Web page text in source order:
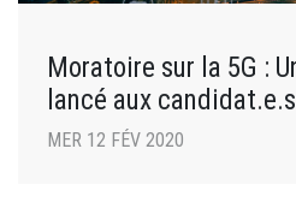
Moratoire sur la 5G :
lancé aux
MER 12 FÉV 2020